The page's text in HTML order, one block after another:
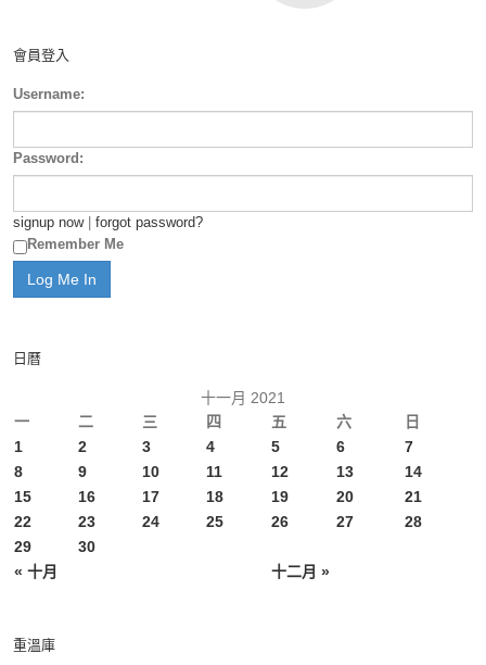
會員登入
Username:
Password:
signup now| forgot password?
Remember Me
日曆
十一月 2021
一
二 三 四 五 六 日
« 十月 十二月 »
1 2 3 4 5 6
7
8
9 10 11 12 13
14
15
16 17 18 19 20
21
22
23 24 25 26 27
28
29
30
重溫庫